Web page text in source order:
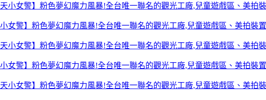
女警】粉色夢幻魔力風暴!全台唯一聯名的觀光工廠,兒童遊戲區、美拍裝置
女警】粉色夢幻魔力風暴!全台唯一聯名的觀光工廠,兒童遊戲區、美拍裝置